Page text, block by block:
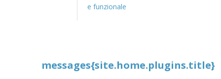
e funzionale
messages{site.home.plugins.title}